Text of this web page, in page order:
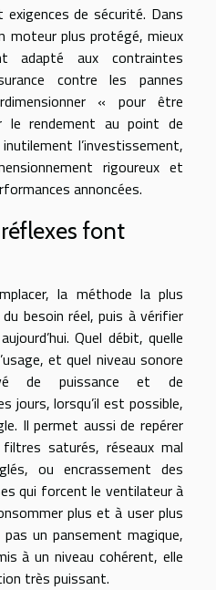
de sécurité. Dans
moteur plus protégé, mieux
adapté aux contraintes
contre les pannes
« pour être
le rendement au point de
l’investissement,
rigoureux et
annoncées.
font
la méthode la plus
besoin réel, puis à vérifier
Quel débit, quelle
et quel niveau sonore
de puissance et de
jours, lorsqu’il est possible,
Il permet aussi de repérer
saturés, réseaux mal
ou encrassement des
qui forcent le ventilateur à
plus et à user plus
un pansement magique,
à un niveau cohérent, elle
très puissant.